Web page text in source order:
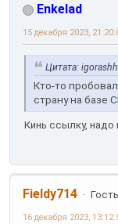
Enkelad
15 декабря 2023,
Цитата:
Кто-то
страну на базе
Кинь ссылку, надо
Fieldy714 Гость
16 декабря 2023,